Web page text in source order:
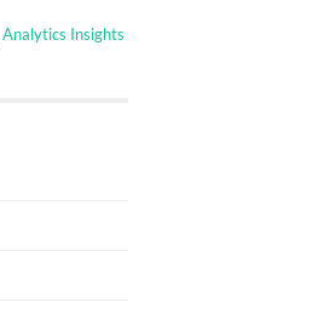
Analytics Insights